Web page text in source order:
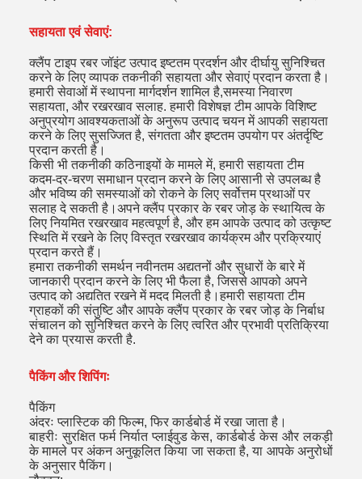
सहायता एवं सेवाएं:
क्लैंप टाइप रबर जॉइंट उत्पाद इष्टतम प्रदर्शन और दीर्घायु सुनिश्चित
करने के लिए व्यापक तकनीकी सहायता और सेवाएं प्रदान करता है।
हमारी सेवाओं में स्थापना मार्गदर्शन शामिल है,समस्या निवारण
सहायता, और रखरखाव सलाह. हमारी विशेषज्ञ टीम आपके विशिष्ट
अनुप्रयोग आवश्यकताओं के अनुरूप उत्पाद चयन में आपकी सहायता
करने के लिए सुसज्जित है, संगतता और इष्टतम उपयोग पर अंतर्दृष्टि
प्रदान करती है।
किसी भी तकनीकी कठिनाइयों के मामले में, हमारी सहायता टीम
कदम-दर-चरण समाधान प्रदान करने के लिए आसानी से उपलब्ध है
और भविष्य की समस्याओं को रोकने के लिए सर्वोत्तम प्रथाओं पर
सलाह दे सकती है।अपने क्लैंप प्रकार के रबर जोड़ के स्थायित्व के
लिए नियमित रखरखाव महत्वपूर्ण है, और हम आपके उत्पाद को उत्कृष्ट
स्थिति में रखने के लिए विस्तृत रखरखाव कार्यक्रम और प्रक्रियाएं
प्रदान करते हैं।
हमारा तकनीकी समर्थन नवीनतम अद्यतनों और सुधारों के बारे में
जानकारी प्रदान करने के लिए भी फैला है, जिससे आपको अपने
उत्पाद को अद्यतित रखने में मदद मिलती है।हमारी सहायता टीम
ग्राहकों की संतुष्टि और आपके क्लैंप प्रकार के रबर जोड़ के निर्बाध
संचालन को सुनिश्चित करने के लिए त्वरित और प्रभावी प्रतिक्रिया
देने का प्रयास करती है.
पैकिंग और शिपिंगः
पैकिंग
अंदरः प्लास्टिक की फिल्म, फिर कार्डबोर्ड में रखा जाता है।
बाहरीः सुरक्षित फर्म निर्यात प्लाईवुड केस, कार्डबोर्ड केस और लकड़ी
के मामले पर अंकन अनुकूलित किया जा सकता है, या आपके अनुरोधों
के अनुसार पैकिंग।